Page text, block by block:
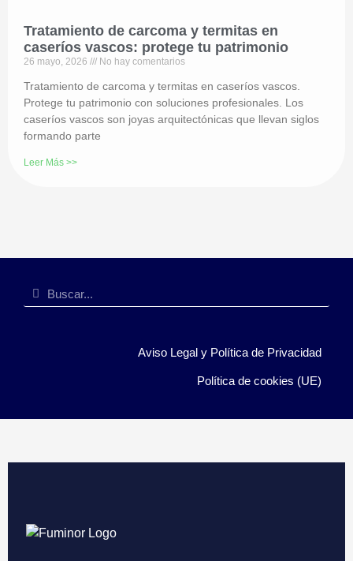
Tratamiento de carcoma y termitas en
caseríos vascos: protege tu patrimonio
26 mayo, 2026 No hay comentarios
Tratamiento de carcoma y termitas en caseríos vascos.
Protege tu patrimonio con soluciones profesionales. Los
caseríos vascos son joyas arquitectónicas que llevan siglos
formando parte
Leer Más >>
Aviso Legal y Política de Privacidad
Política de cookies (UE)